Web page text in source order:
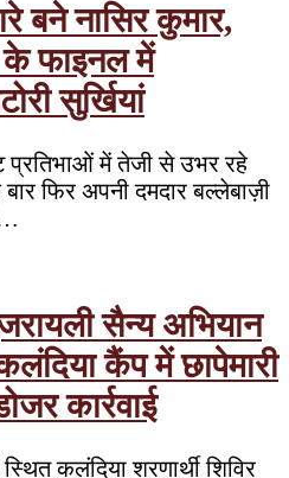
बने नासिर कुमार,
फाइनल में
सुर्खियां
प्रतिभाओं में तेजी से उभर रहे
फिर अपनी दमदार बल्लेबाज़ी
सैन्य अभियान
कैंप में छापेमारी
कार्रवाई
कलंदिया शरणार्थी शिविर